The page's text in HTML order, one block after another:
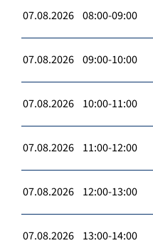
07.08.2026 08:00-09:00
07.08.2026 09:00-10:00
07.08.2026 10:00-11:00
07.08.2026 11:00-12:00
07.08.2026 12:00-13:00
07.08.2026 13:00-14:00